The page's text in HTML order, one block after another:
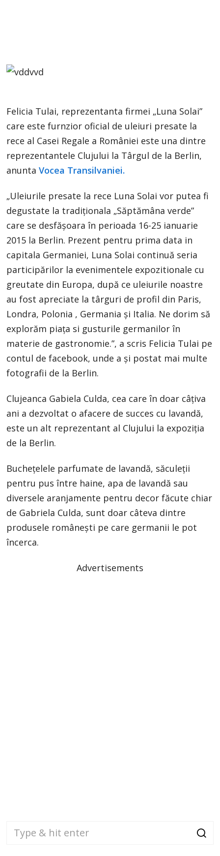
Felicia Tulai, reprezentanta firmei „Luna Solai”
care este furnzior oficial de uleiuri presate la
rece al Casei Regale a României este una dintre
reprezentantele Clujului la Târgul de la Berlin,
anuntaVocea Transilvaniei.
„Uleiurile presate la rece Luna Solai vor putea fi
degustate la tradiționala „Săptămâna verde”
care se desfășoara în perioada 16-25 ianuarie
2015 la Berlin. Prezent pentru prima data in
capitala Germaniei, Luna Solai continuă seria
participărilor la evenimentele expozitionale cu
greutate din Europa, după ce uleiurile noastre
au fost apreciate la târguri de profil din Paris,
Londra, Polonia , Germania și Italia. Ne dorim să
explorăm piața si gusturile germanilor în
materie de gastronomie.”, a scris Felicia Tulai pe
contul de facebook, unde a și postat mai multe
fotografii de la Berlin.
Clujeanca Gabiela Culda, cea care în doar câțiva
ani a dezvoltat o afacere de succes cu lavandă,
este un alt reprezentant al Clujului la expoziția
de la Berlin.
Buchețelele parfumate de lavandă, săculeții
pentru pus între haine, apa de lavandă sau
diversele aranjamente pentru decor făcute chiar
de Gabriela Culda, sunt doar câteva dintre
produsele românești pe care germanii le pot
încerca.
Advertisements